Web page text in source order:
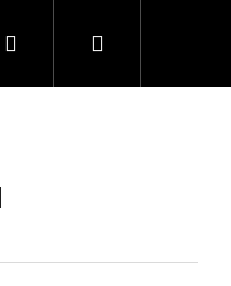
PřihlášeníNákupní